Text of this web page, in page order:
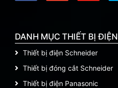
DANH MỤC THIẾT BỊ ĐIỆN
Thiết bị điện Schneider
Thiết bị đóng cắt Schneider
Thiết bị điện Panasonic